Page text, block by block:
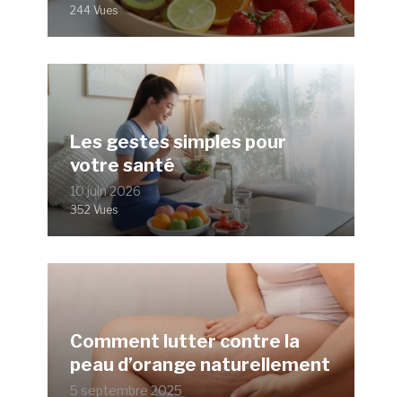
244 Vues
Les gestes simples pour
votre santé
10 juin 2026
352 Vues
Comment lutter contre la
peau d’orange naturellement
5 septembre 2025